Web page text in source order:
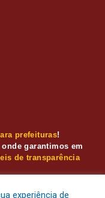
prefeituras!
garantimos em
leis de transparência
experiência de